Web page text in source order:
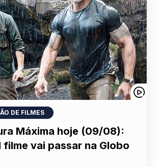
DE FILMES
Máxima hoje (09/08):
filme vai passar na Globo